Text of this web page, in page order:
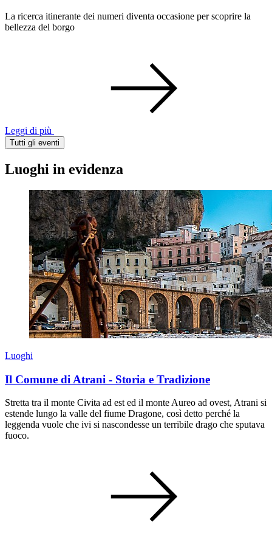
La ricerca itinerante dei numeri diventa occasione per scoprire la
bellezza del borgo
Leggi di più
Tutti gli eventi
Luoghi in evidenza
Luoghi
Il Comune di Atrani - Storia e Tradizione
Stretta tra il monte Civita ad est ed il monte Aureo ad ovest, Atrani si
estende lungo la valle del fiume Dragone, così detto perché la
leggenda vuole che ivi si nascondesse un terribile drago che sputava
fuoco.